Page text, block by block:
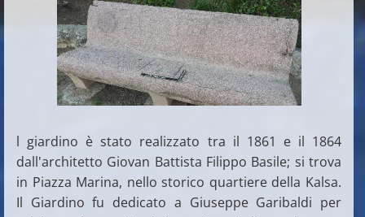
l giardino è stato realizzato tra il 1861 e il 1864
dall'architetto Giovan Battista Filippo Basile; si trova
in Piazza Marina, nello storico quartiere della Kalsa.
Il Giardino fu dedicato a Giuseppe Garibaldi per